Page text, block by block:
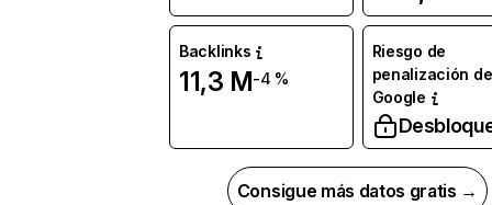
Backlinks
11,3 M-4 %
Riesgo de
penalización de
Google
Consigue más datos gratis →